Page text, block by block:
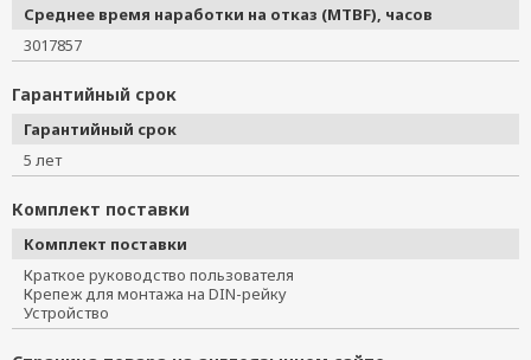
Среднее время наработки на отказ (MTBF), часов
3017857
Гарантийный срок
Гарантийный срок
5 лет
Комплект поставки
Комплект поставки
Краткое руководство пользователя
Крепеж для монтажа на DIN-рейку
Устройство